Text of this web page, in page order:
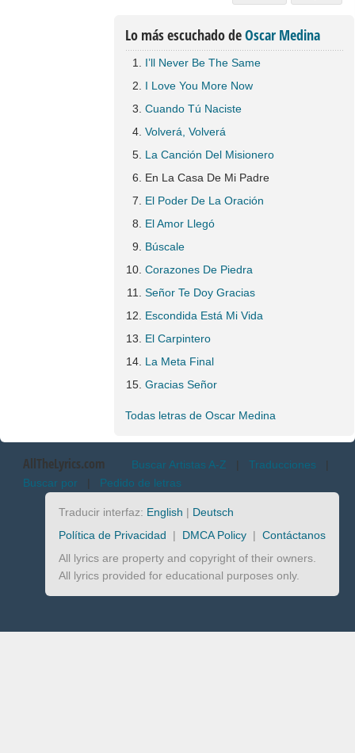
Lo más escuchado deOscar Medina
I’ll Never Be The Same
I Love You More Now
Cuando Tú Naciste
Volverá, Volverá
La Canción Del Misionero
En La Casa De Mi Padre
El Poder De La Oración
El Amor Llegó
Búscale
Corazones De Piedra
Señor Te Doy Gracias
Escondida Está Mi Vida
El Carpintero
La Meta Final
Gracias Señor
Todas letras de Oscar Medina
AllTheLyrics.com Buscar Artistas A-Z | Traducciones |
Buscar por | Pedido de letras
Traducir interfaz: English | Deutsch
Política de Privacidad | DMCA Policy | Contáctanos
All lyrics are property and copyright of their owners.
All lyrics provided for educational purposes only.